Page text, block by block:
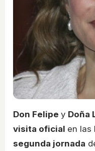
Don Felipe y Doña
visita oficial en las
segunda jornada